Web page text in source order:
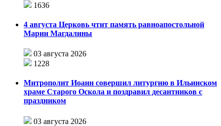
1636
4 августа Церковь чтит память равноапостольной
Марии Магдалины
03 августа 2026
1228
Митрополит Иоанн совершил литургию в Ильинском
храме Старого Оскола и поздравил десантников с
праздником
03 августа 2026